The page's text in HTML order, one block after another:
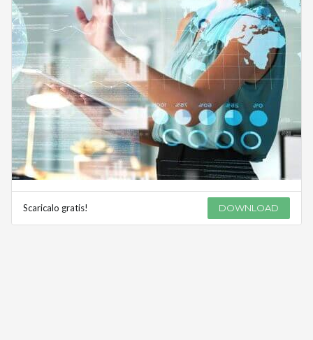
Scaricalo gratis! DOWNLOAD